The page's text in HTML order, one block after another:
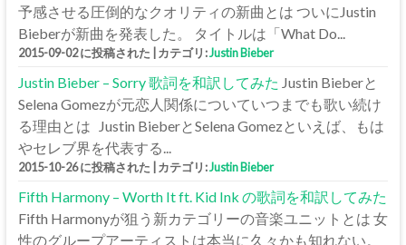
予感させる圧倒的なクオリティの新曲とは ついにJustin
Bieberが新曲を発表した。 タイトルは「What Do...
2015-09-02 に投稿された カテゴリ:Justin Bieber
Justin Bieber – Sorry 歌詞を和訳してみた Justin Bieberと
Selena Gomezが元恋人関係についていつまでも歌い続け
る理由とは Justin BieberとSelena Gomezといえば、もは
やセレブ界を代表する...
2015-10-26 に投稿された カテゴリ:Justin Bieber
Fifth Harmony – Worth It ft. Kid Ink の歌詞を和訳してみた
Fifth Harmonyが狙う新カテゴリーの音楽ユニットとは 女
性のグループアーティストは本当に久々かも知れない。